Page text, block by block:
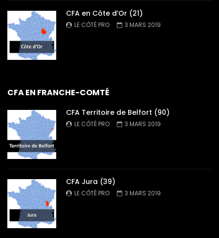
CFA en Côte d’Or (21)
LE CÔTÉ PRO 3 MARS 2019
CFA EN FRANCHE-COMTÉ
CFA Territoire de Belfort (90)
LE CÔTÉ PRO 3 MARS 2019
CFA Jura (39)
LE CÔTÉ PRO 3 MARS 2019